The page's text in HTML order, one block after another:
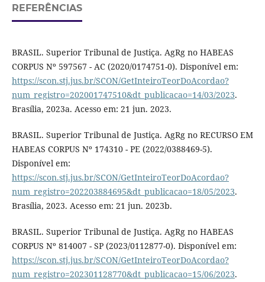
REFERÊNCIAS
BRASIL. Superior Tribunal de Justiça. AgRg no HABEAS
CORPUS Nº 597567 - AC (2020/0174751-0). Disponível em:
https://scon.stj.jus.br/SCON/GetInteiroTeorDoAcordao?
num_registro=202001747510&dt_publicacao=14/03/2023.
Brasília, 2023a. Acesso em: 21 jun. 2023.
BRASIL. Superior Tribunal de Justiça. AgRg no RECURSO EM
HABEAS CORPUS Nº 174310 - PE (2022/0388469-5).
Disponível em:
https://scon.stj.jus.br/SCON/GetInteiroTeorDoAcordao?
num_registro=202203884695&dt_publicacao=18/05/2023.
Brasília, 2023. Acesso em: 21 jun. 2023b.
BRASIL. Superior Tribunal de Justiça. AgRg no HABEAS
CORPUS Nº 814007 - SP (2023/0112877-0). Disponível em:
https://scon.stj.jus.br/SCON/GetInteiroTeorDoAcordao?
num_registro=202301128770&dt_publicacao=15/06/2023.